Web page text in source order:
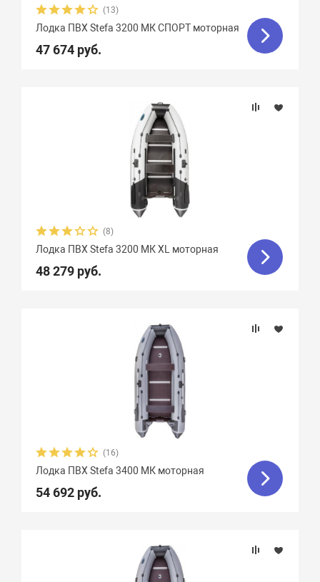
(13)
Лодка ПВХ Stefa 3200 МК СПОРТ моторная
47 674 руб.
(8)
Лодка ПВХ Stefa 3200 МК XL моторная
48 279 руб.
(16)
Лодка ПВХ Stefa 3400 МК моторная
54 692 руб.